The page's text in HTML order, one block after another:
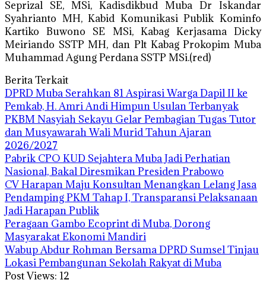
Seprizal SE, MSi, Kadisdikbud Muba Dr Iskandar
Syahrianto MH, Kabid Komunikasi Publik Kominfo
Kartiko Buwono SE MSi, Kabag Kerjasama Dicky
Meiriando SSTP MH, dan Plt Kabag Prokopim Muba
Muhammad Agung Perdana SSTP MSi.(red)
Berita Terkait
DPRD Muba Serahkan 81 Aspirasi Warga Dapil II ke
Pemkab, H. Amri Andi Himpun Usulan Terbanyak
PKBM Nasyiah Sekayu Gelar Pembagian Tugas Tutor
dan Musyawarah Wali Murid Tahun Ajaran
2026/2027
Pabrik CPO KUD Sejahtera Muba Jadi Perhatian
Nasional, Bakal Diresmikan Presiden Prabowo
CV Harapan Maju Konsultan Menangkan Lelang Jasa
Pendamping PKM Tahap I, Transparansi Pelaksanaan
Jadi Harapan Publik
Peragaan Gambo Ecoprint di Muba, Dorong
Masyarakat Ekonomi Mandiri
Wabup Abdur Rohman Bersama DPRD Sumsel Tinjau
Lokasi Pembangunan Sekolah Rakyat di Muba
Post Views: 12